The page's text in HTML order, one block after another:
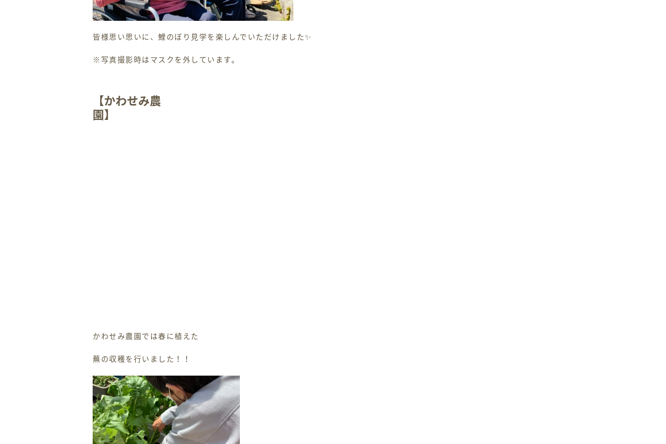
皆様思い思いに、鯉のぼり見学を楽しんでいただけました✨
※写真撮影時はマスクを外しています。
【かわせみ農
園】
かわせみ農園では春に植えた
蕪の収穫を行いました！！